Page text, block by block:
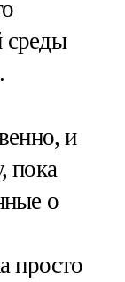
среды
и
пока
о
просто